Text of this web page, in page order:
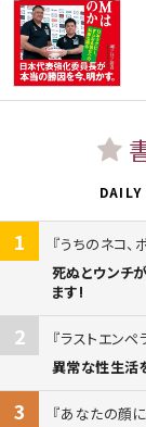
DAILY
1
うちのネコ、
死ぬとウンチ
ます!
2
ラストエン
異常な性生活
3
あなたの顔